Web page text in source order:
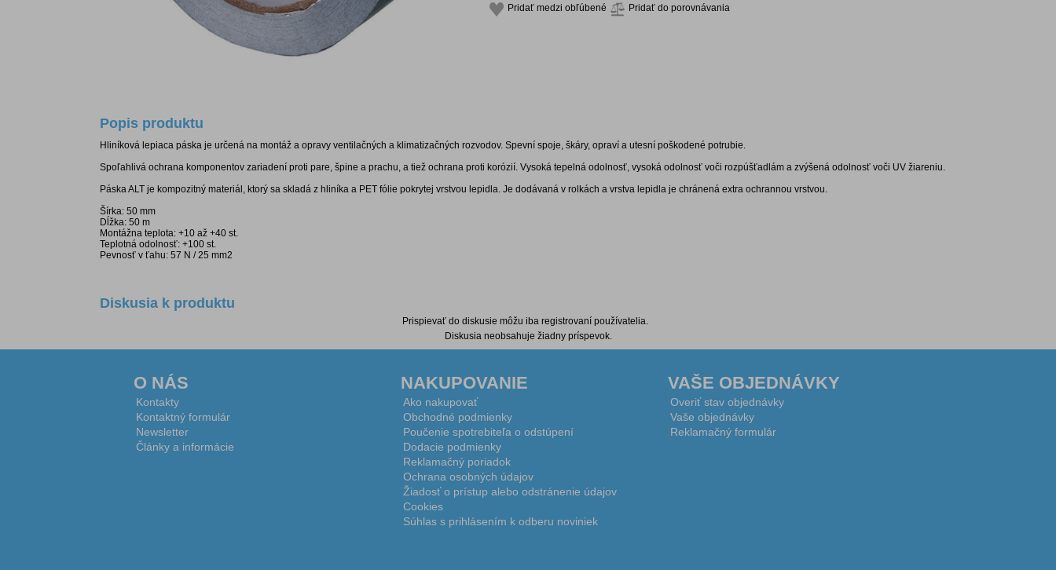
Pridať medzi obľúbené Pridať do porovnávania
Popis produktu
Hliníková lepiaca páska je určená na montáž a opravy ventilačných a klimatizačných rozvodov. Spevní spoje, škáry, opraví a utesní poškodené potrubie.
Spoľahlivá ochrana komponentov zariadení proti pare, špine a prachu, a tiež ochrana proti korózií. Vysoká tepelná odolnosť, vysoká odolnosť voči rozpúšťadlám a zvýšená odolnosť voči UV žiareniu.
Páska ALT je kompozitný materiál, ktorý sa skladá z hliníka a PET fólie pokrytej vrstvou lepidla. Je dodávaná v rolkách a vrstva lepidla je chránená extra ochrannou vrstvou.
Šírka: 50 mm
Dĺžka: 50 m
Montážna teplota: +10 až +40 st.
Teplotná odolnosť: +100 st.
Pevnosť v ťahu: 57 N / 25 mm2
Diskusia k produktu
Prispievať do diskusie môžu iba registrovaní používatelia.
Diskusia neobsahuje žiadny príspevok.
O NÁS
Kontakty
Kontaktný formulár
Newsletter
Články a informácie
NAKUPOVANIE
Ako nakupovať
Obchodné podmienky
Poučenie spotrebiteľa o odstúpení
Dodacie podmienky
Reklamačný poriadok
Ochrana osobných údajov
Žiadosť o prístup alebo odstránenie údajov
Cookies
Súhlas s prihlásením k odberu noviniek
VAŠE OBJEDNÁVKY
Overiť stav objednávky
Vaše objednávky
Reklamačný formulár